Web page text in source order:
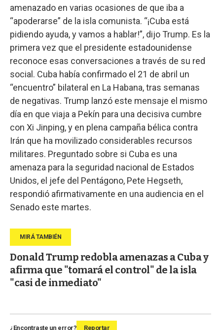
amenazado en varias ocasiones de que iba a
“apoderarse” de la isla comunista. “¡Cuba está
pidiendo ayuda, y vamos a hablar!”, dijo Trump. Es la
primera vez que el presidente estadounidense
reconoce esas conversaciones a través de su red
social. Cuba había confirmado el 21 de abril un
“encuentro” bilateral en La Habana, tras semanas
de negativas. Trump lanzó este mensaje el mismo
día en que viaja a Pekín para una decisiva cumbre
con Xi Jinping, y en plena campaña bélica contra
Irán que ha movilizado considerables recursos
militares. Preguntado sobre si Cuba es una
amenaza para la seguridad nacional de Estados
Unidos, el jefe del Pentágono, Pete Hegseth,
respondió afirmativamente en una audiencia en el
Senado este martes.
Donald Trump redobla amenazas a Cuba y
afirma que "tomará el control" de la isla
"casi de inmediato"
¿Encontraste un error? Reportar